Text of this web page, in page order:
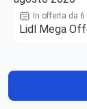
In offerta da
Lidl Mega